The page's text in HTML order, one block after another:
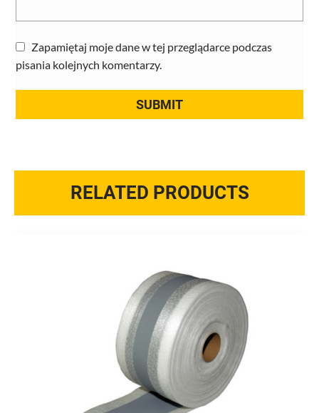
Zapamiętaj moje dane w tej przeglądarce podczas
pisania kolejnych komentarzy.
RELATED PRODUCTS